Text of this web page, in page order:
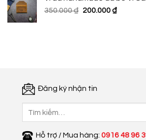
350.000 ₫.là:
200.000
350.000₫ Giá
200.000₫Giá
Đăng ký nhận tin
Hỗ trợ / Mua hàng: 0916 48 96